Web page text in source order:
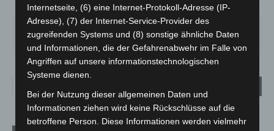
38% 3.6m/s 7%
27° 34° 26° 23° 26°
Internetseite, (6) eine Internet-Protokoll-Adresse (IP-
Adresse), (7) der Internet-Service-Provider des
zugreifenden Systems und (8) sonstige ähnliche Daten
und Informationen, die der Gefahrenabwehr im Falle von
Angriffen auf unsere informationstechnologischen
Systeme dienen.
Bei der Nutzung dieser allgemeinen Daten und
Informationen ziehen wird keine Rückschlüsse auf die
betroffene Person. Diese Informationen werden vielmehr